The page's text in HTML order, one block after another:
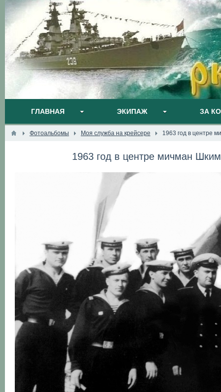
ГЛАВНАЯ ЭКИПАЖ ЗА
Фотоальбомы Моя служба на крейсере 1963 год в центре
1963 год в центре мичман